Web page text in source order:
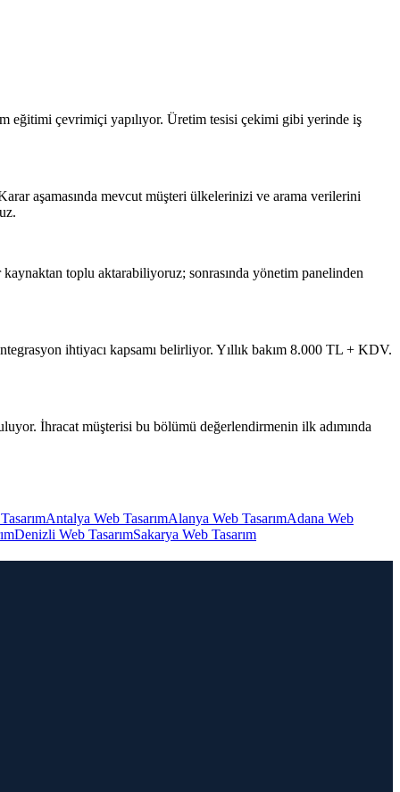
eğitimi çevrimiçi yapılıyor. Üretim tesisi çekimi gibi yerinde iş
aşamasında mevcut müşteri ülkelerinizi ve arama verilerini
toplu aktarabiliyoruz; sonrasında yönetim panelinden
ihtiyacı kapsamı belirliyor. Yıllık bakım 8.000 TL + KDV.
İhracat müşterisi bu bölümü değerlendirmenin ilk adımında
Antalya Web TasarımAlanya Web TasarımAdana Web
Denizli Web TasarımSakarya Web Tasarım